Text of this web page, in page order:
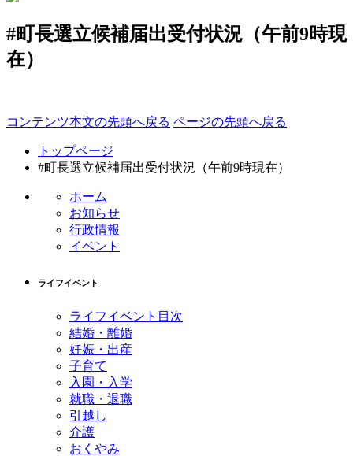
#町長選立候補届出受付状況（午前9時現
在）
コンテンツ本文の先頭へ戻る ページの先頭へ戻る
トップページ
#町長選立候補届出受付状況（午前9時現在）
ホーム
お知らせ
行政情報
イベント
ライフイベント
ライフイベント目次
結婚・離婚
妊娠・出産
子育て
入園・入学
就職・退職
引越し
介護
おくやみ